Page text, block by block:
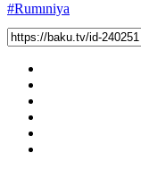
#Rumıniya